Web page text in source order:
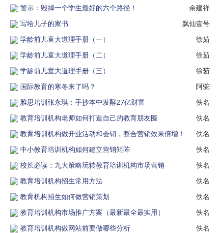
警示：毁掉一个学生最好的六个路径！
余建祥
写给儿子的家书
飘仙壹号
学龄前儿童大道理手册（一）
徐茹
学龄前儿童大道理手册（二）
徐茹
学龄前儿童大道理手册（三）
徐茹
国际教育的寒冬来了吗？
阿驼
雅思培训张永琪：手抄本中发酵27亿财富
佚名
教育培训机构老师如何打造自己的教育朋友圈
佚名
教育培训机构做开业活动和会销，整合营销效果倍增！
佚名
中小教育培训机构如何建立营销矩阵
佚名
校长必读：九大策略玩转教育培训机构市场营销
佚名
教育培训机构招生常用方法
佚名
教育机构招生如何做营销策划
佚名
教育培训机构市场推广方案（最新最全最实用）
佚名
教育培训机构做网站前要做哪些分析
佚名